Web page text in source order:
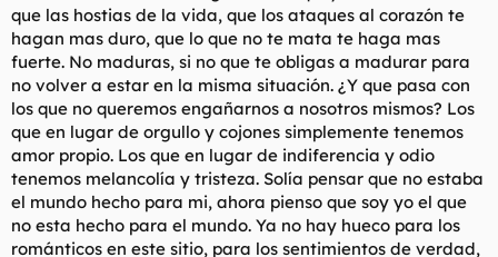
que las hostias de la vida, que los ataques al corazón te
hagan mas duro, que lo que no te mata te haga mas
fuerte. No maduras, si no que te obligas a madurar para
no volver a estar en la misma situación. ¿Y que pasa con
los que no queremos engañarnos a nosotros mismos? Los
que en lugar de orgullo y cojones simplemente tenemos
amor propio. Los que en lugar de indiferencia y odio
tenemos melancolía y tristeza. Solía pensar que no estaba
el mundo hecho para mi, ahora pienso que soy yo el que
no esta hecho para el mundo. Ya no hay hueco para los
románticos en este sitio, para los sentimientos de verdad,